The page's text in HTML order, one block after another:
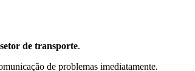
de transporte.
de problemas imediatamente.